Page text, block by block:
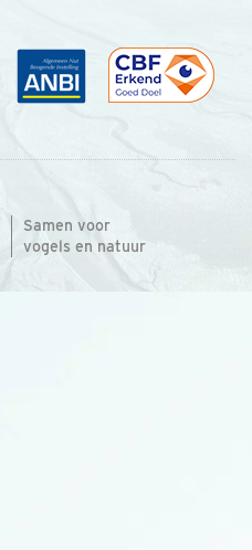
Samen voor
vogels en natuur